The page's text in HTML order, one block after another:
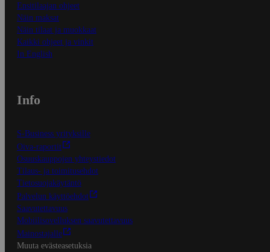
Ensitilaajan ohjeet
Näin maksat
Näin tilaat ja muokkaat
Kaikki ohjeet ja vinkit
In English
Info
S-Business yrityksille
Oiva-raportit
Osuuskauppojen yhteystiedot
Tilaus- ja toimitusehdot
Tietosuojakäytäntö
Palvelun käyttöehdot
Saavutettavuus
Mobiilisovelluksen saavutettavuus
Mainostajalle
Muuta evästeasetuksia